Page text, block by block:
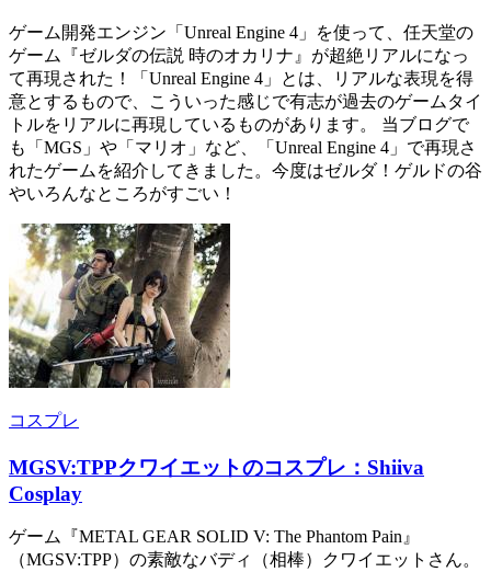
ゲーム開発エンジン「Unreal Engine 4」を使って、任天堂の
ゲーム『ゼルダの伝説 時のオカリナ』が超絶リアルになっ
て再現された！「Unreal Engine 4」とは、リアルな表現を得
意とするもので、こういった感じで有志が過去のゲームタイ
トルをリアルに再現しているものがあります。 当ブログで
も「MGS」や「マリオ」など、「Unreal Engine 4」で再現さ
れたゲームを紹介してきました。今度はゼルダ！ゲルドの谷
やいろんなところがすごい！
コスプレ
MGSV:TPPクワイエットのコスプレ：Shiiva
Cosplay
ゲーム『METAL GEAR SOLID V: The Phantom Pain』
（MGSV:TPP）の素敵なバディ（相棒）クワイエットさん。